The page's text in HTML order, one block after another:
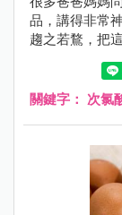
品，講得非常
趨之若鶩，把
關鍵字： 次氯